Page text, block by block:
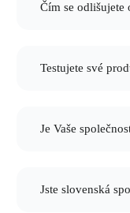
Čím se odlišujete
bylinných
Testujete své
Je Vaše
Jste slovenská